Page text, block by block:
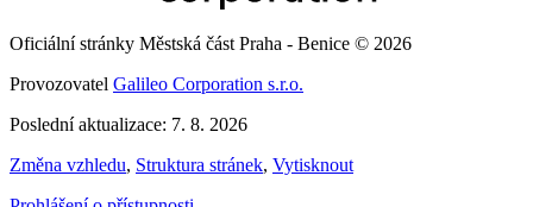
Oficiální stránky Městská část Praha - Benice © 2026
Provozovatel Galileo Corporation s.r.o.
Poslední aktualizace: 7. 8. 2026
Změna vzhledu, Struktura stránek, Vytisknout